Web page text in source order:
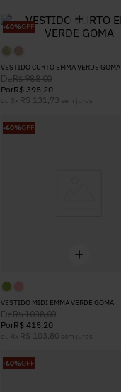
-60%OFF
VESTIDO CURTO EMMA VERDE GOMA
DeR$ 988,00
PorR$ 395,20
ou 3 x R$ 131,73 sem juros
-60%OFF
VESTIDO MIDI EMMA VERDE GOMA
DeR$ 1.038,00
PorR$ 415,20
ou 4 x R$ 103,80 sem juros
-60%OFF
5º Calça
7º Calça Jeans